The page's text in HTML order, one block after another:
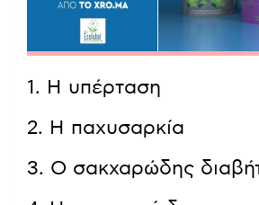
1. Η υπέρταση
2. Η παχυσαρκία
3. Ο σακχαρώδης